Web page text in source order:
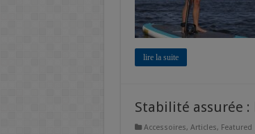
lire la suite
Stabilité assurée
Accessoires, Articles, Featured